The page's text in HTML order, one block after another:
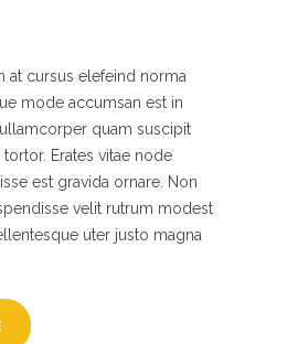
at cursus elefeind norma
mode accumsan est in
quam suscipit
tortor. Erates vitae node
est gravida ornare. Non
velit rutrum modest
uter justo magna